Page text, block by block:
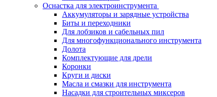
Оснастка для электроинструмента
Аккумуляторы и зарядные устройства
Биты и переходники
Для лобзиков и сабельных пил
Для многофункционального инструмента
Долота
Комплектующие для дрели
Коронки
Круги и диски
Масла и смазки для инструмента
Насадки для строительных миксеров